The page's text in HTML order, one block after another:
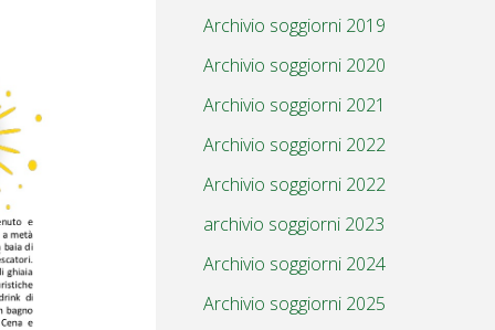
Archivio soggiorni 2019
Archivio soggiorni 2020
Archivio soggiorni 2021
Archivio soggiorni 2022
Archivio soggiorni 2022
archivio soggiorni 2023
Archivio soggiorni 2024
Archivio soggiorni 2025